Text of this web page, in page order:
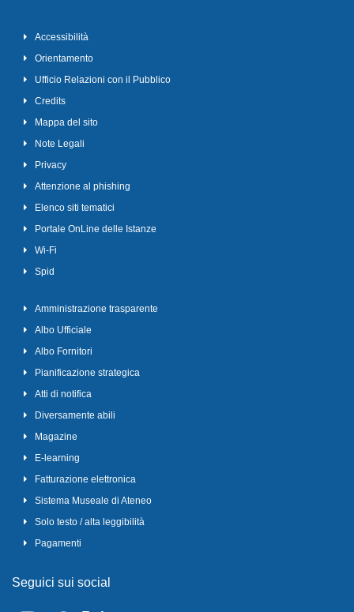
Accessibilità
Orientamento
Ufficio Relazioni con il Pubblico
Credits
Mappa del sito
Note Legali
Privacy
Attenzione al phishing
Elenco siti tematici
Portale OnLine delle Istanze
Wi-Fi
Spid
Amministrazione trasparente
Albo Ufficiale
Albo Fornitori
Pianificazione strategica
Atti di notifica
Diversamente abili
Magazine
E-learning
Fatturazione elettronica
Sistema Museale di Ateneo
Solo testo / alta leggibilità
Pagamenti
Seguici sui social